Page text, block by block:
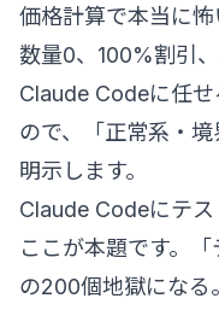
価格計算で本当に怖
数量0、100%割引
Claude Codeに任
ので、「正常系・
明示します。
Claude Codeにテ
ここが本題です。
の200個地獄になる